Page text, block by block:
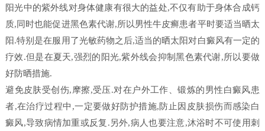
阳光中的紫外线对身体健康有很大的益处,不仅有助于身体合成钙
质,同时也能促进黑色素代谢,所以男性牛皮癣患者平时要适当晒太
阳.特别是在服用了光敏药物之后,适当的晒太阳对白癜风有一定的
疗效.但是在夏天,强烈的阳光,紫外线会抑制黑色素代谢,所以要做
好防晒措施.
避免皮肤受创伤,摩擦,受压.对在户外工作、锻炼的男性白癜风患
者,在治疗过程中,一定要做好防护措施,防止因皮肤损伤而感染白
癜风,导致病情加重或反复.另外,病人也要注意,沐浴时不可使用刺